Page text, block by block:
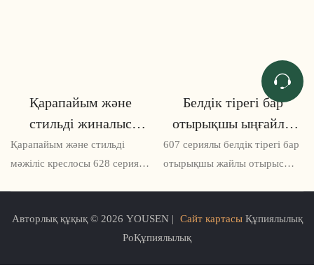
Қарапайым және
стильді жиналыс
креслосы 628 сериясы
Қарапайым және стильді
мәжіліс креслосы 628 сериясы
талғампаз және
функционалды отыратын
Белдік тірегі бар
отырықшы ыңғайлы
отырыс креслосы 607
сериясы
607 сериялы белдік тірегі бар
отырықшы жайлы отырыс
немесе жұмыс сессиялары
үшін тамаша шешім.
Авторлық құқық © 2026 YOUSEN | Сайт картасыҚұпиялылық
PoҚұпиялылық